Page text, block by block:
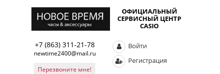
ОФИЦИАЛЬНЫЙ
СЕРВИСНЫЙ ЦЕНТР
CASIO
+7 (863) 311-21-78
newtime2400@mail.ru
Перезвоните мне!
Войти
Регистрация